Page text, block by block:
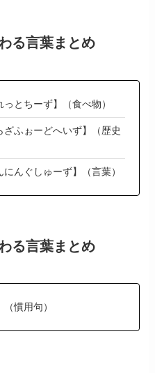
る言葉まとめ
とちーず】（食べ物）
ふぉーどへいず】（歴史
んぐしゅーず】（言葉）
る言葉まとめ
慣用句）